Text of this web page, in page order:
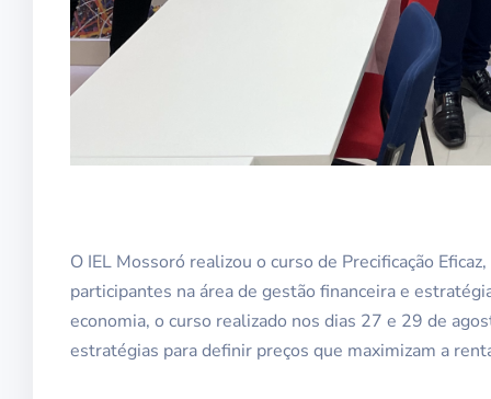
O IEL Mossoró realizou o curso de Precificação
participantes na área de gestão financeira e
economia, o curso realizado nos dias 27 e 29 de
estratégias para definir preços que maximizam a